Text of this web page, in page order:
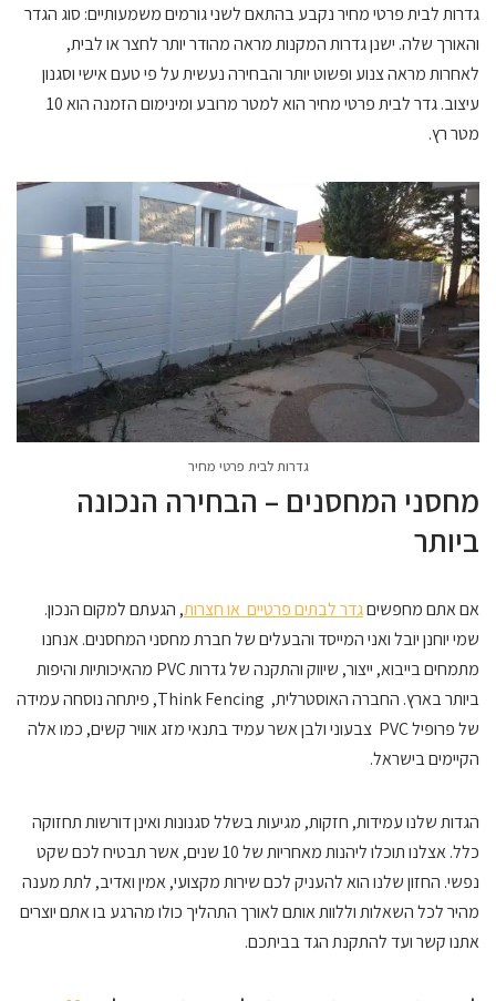
גדרות לבית פרטי מחיר נקבע בהתאם לשני גורמים משמעותיים: סוג הגדר
והאורך שלה. ישנן גדרות המקנות מראה מהודר יותר לחצר או לבית,
לאחרות מראה צנוע ופשוט יותר והבחירה נעשית על פי טעם אישי וסגנון
עיצוב. גדר לבית פרטי מחיר הוא למטר מרובע ומינימום הזמנה הוא 10
מטר רץ.
גדרות לבית פרטי מחיר
מחסני המחסנים – הבחירה הנכונה
ביותר
אם אתם מחפשיםגדר לבתים פרטיים או חצרות, הגעתם למקום הנכון.
שמי יוחנן יובל ואני המייסד והבעלים של חברת מחסני המחסנים. אנחנו
מתמחים בייבוא, ייצור, שיווק והתקנה של גדרות PVC מהאיכותיות והיפות
ביותר בארץ. החברה האוסטרלית, Think Fencing, פיתחה נוסחה עמידה
של פרופיל PVC צבעוני ולבן אשר עמיד בתנאי מזג אוויר קשים, כמו אלה
הקיימים בישראל.
הגדות שלנו עמידות, חזקות, מגיעות בשלל סגנונות ואינן דורשות תחזוקה
כלל. אצלנו תוכלו ליהנות מאחריות של 10 שנים, אשר תבטיח לכם שקט
נפשי. החזון שלנו הוא להעניק לכם שירות מקצועי, אמין ואדיב, לתת מענה
מהיר לכל השאלות וללוות אותם לאורך התהליך כולו מהרגע בו אתם יוצרים
אתנו קשר ועד להתקנת הגד בביתכם.